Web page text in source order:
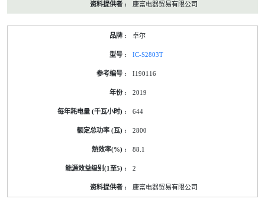
康富电器贸易有限公司
卓尔
IC-S2803T
I190116
2019
644
2800
88.1
2
康富电器贸易有限公司